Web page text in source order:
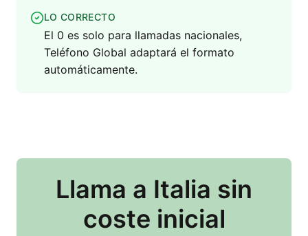
LO CORRECTO
El 0 es solo para llamadas nacionales,
Teléfono Global adaptará el formato
automáticamente.
Llama a Italia sin
coste inicial